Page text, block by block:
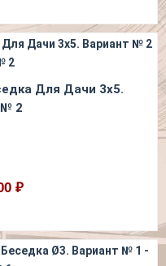
Для Дачи 3х5.
№ 2
₽